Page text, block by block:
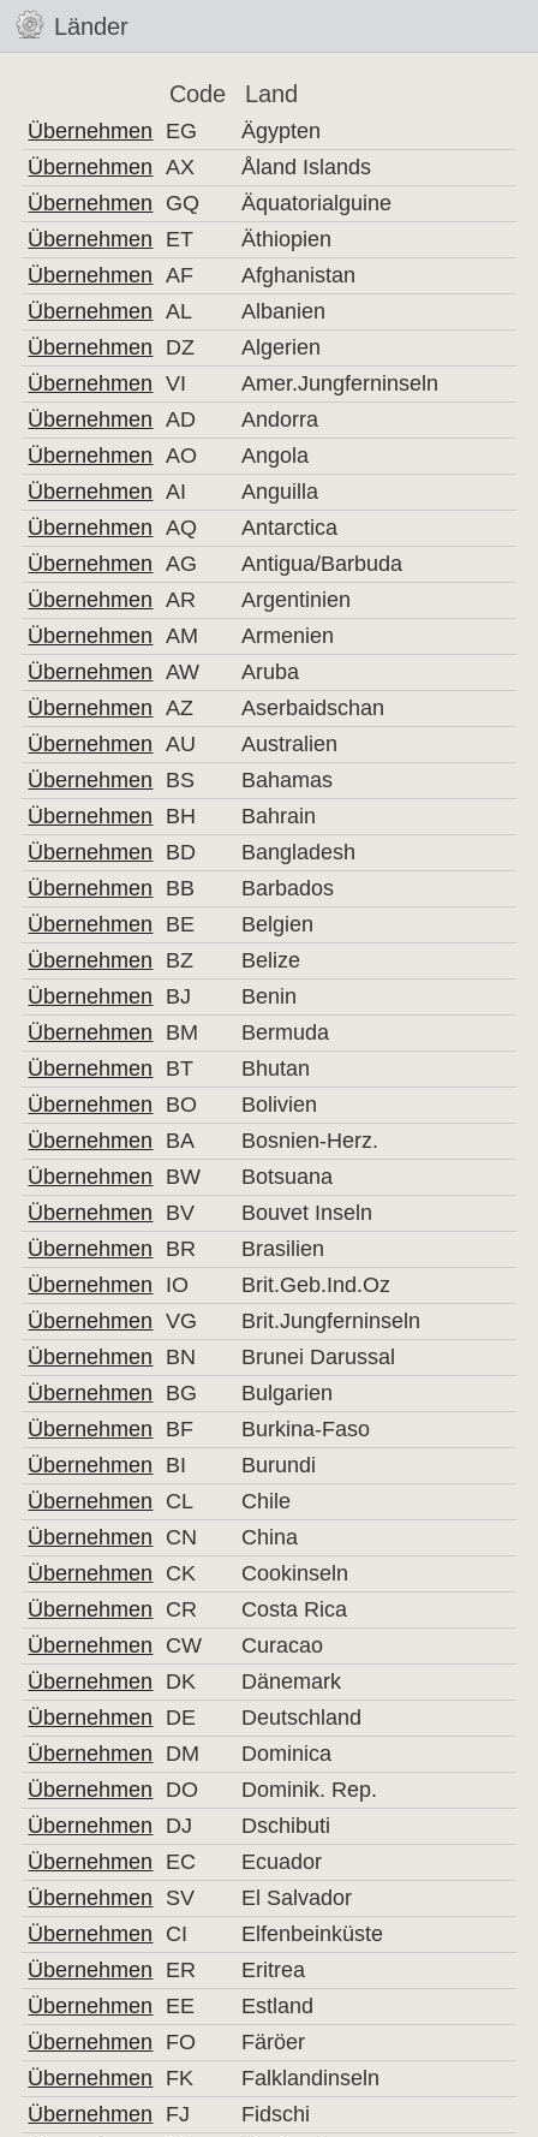
Länder
Code Land
Übernehmen EG
Ägypten
Übernehmen
AX
Åland Islands
Übernehmen
GQ
Äquatorialguine
Übernehmen
ET
Äthiopien
Übernehmen
AF
Afghanistan
Übernehmen
AL
Albanien
Übernehmen
DZ
Algerien
Übernehmen
VI
Amer.Jungferninseln
Übernehmen
AD
Andorra
Übernehmen
AO
Angola
Übernehmen
AI
Anguilla
Übernehmen
AQ
Antarctica
Übernehmen
AG
Antigua/Barbuda
Übernehmen
AR
Argentinien
Übernehmen
AM
Armenien
Übernehmen
AW
Aruba
Übernehmen
AZ
Aserbaidschan
Übernehmen
AU
Australien
Übernehmen
BS
Bahamas
Übernehmen
BH
Bahrain
Übernehmen
BD
Bangladesh
Übernehmen
BB
Barbados
Übernehmen
BE
Belgien
Übernehmen
BZ
Belize
Übernehmen
BJ
Benin
Übernehmen
BM
Bermuda
Übernehmen
BT
Bhutan
Übernehmen
BO
Bolivien
Übernehmen
BA
Bosnien-Herz.
Übernehmen
BW
Botsuana
Übernehmen
BV
Bouvet Inseln
Übernehmen
BR
Brasilien
Übernehmen
IO
Brit.Geb.Ind.Oz
Übernehmen
VG
Brit.Jungferninseln
Übernehmen
BN
Brunei Darussal
Übernehmen
BG
Bulgarien
Übernehmen
BF
Burkina-Faso
Übernehmen
BI
Burundi
Übernehmen
CL
Chile
Übernehmen
CN
China
Übernehmen
CK
Cookinseln
Übernehmen
CR
Costa Rica
Übernehmen
CW
Curacao
Übernehmen
DK
Dänemark
Übernehmen
DE
Deutschland
Übernehmen
DM
Dominica
Übernehmen
DO
Dominik. Rep.
Übernehmen
DJ
Dschibuti
Übernehmen
EC
Ecuador
Übernehmen
SV
El Salvador
Übernehmen
CI
Elfenbeinküste
Übernehmen
ER
Eritrea
Übernehmen
EE
Estland
Übernehmen
FO
Färöer
Übernehmen
FK
Falklandinseln
Übernehmen
FJ
Fidschi